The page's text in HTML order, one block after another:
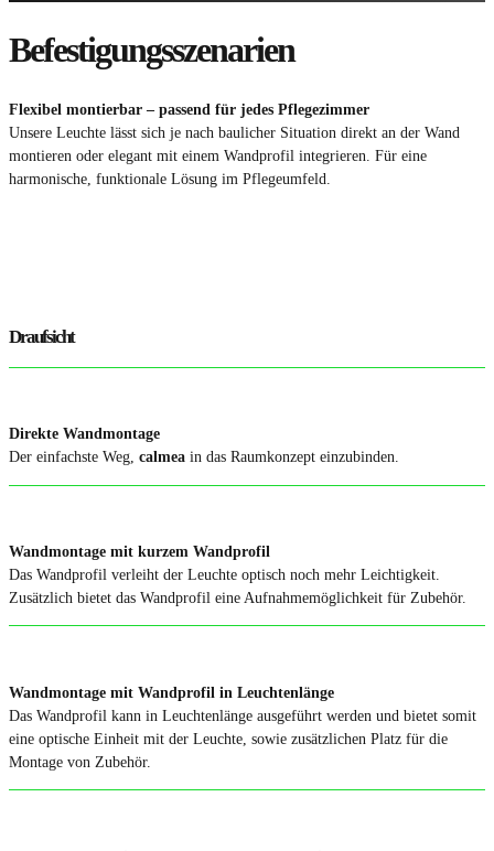
Befestigungsszenarien
Flexibel montierbar – passend für jedes Pflegezimmer
Unsere Leuchte lässt sich je nach baulicher Situation direkt an der Wand
montieren oder elegant mit einem Wandprofil integrieren. Für eine
harmonische, funktionale Lösung im Pflegeumfeld.
Draufsicht
Direkte Wandmontage
Der einfachste Weg, calmea in das Raumkonzept einzubinden.
Wandmontage mit kurzem Wandprofil
Das Wandprofil verleiht der Leuchte optisch noch mehr Leichtigkeit.
Zusätzlich bietet das Wandprofil eine Aufnahmemöglichkeit für Zubehör.
Wandmontage mit Wandprofil in Leuchtenlänge
Das Wandprofil kann in Leuchtenlänge ausgeführt werden und bietet somit
eine optische Einheit mit der Leuchte, sowie zusätzlichen Platz für die
Montage von Zubehör.